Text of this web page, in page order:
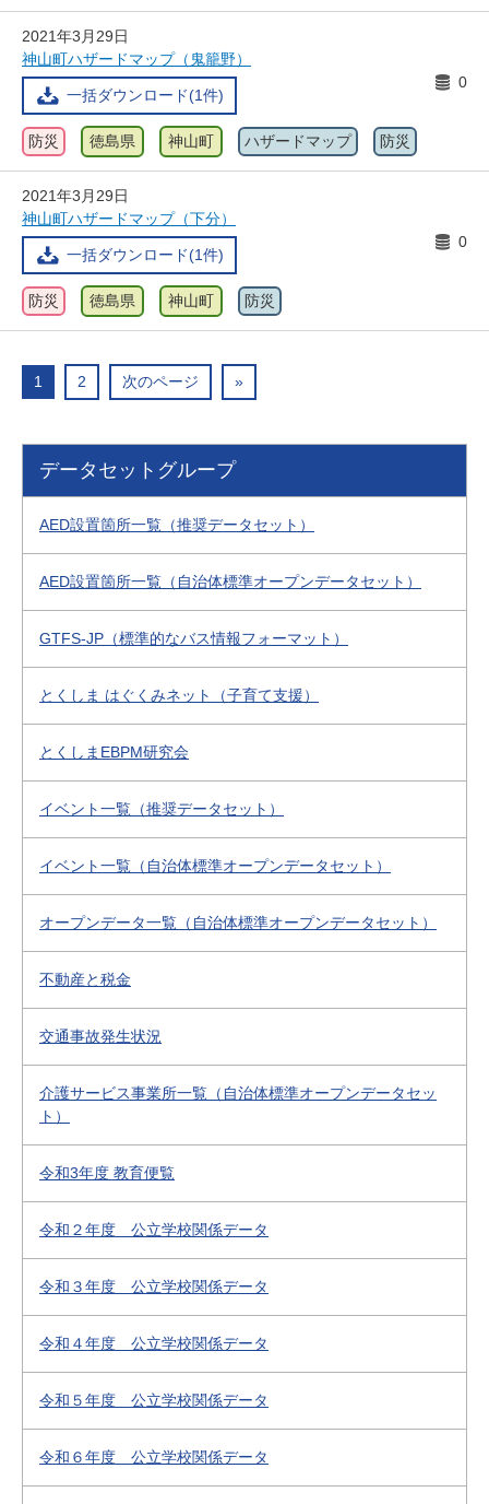
2021年3月29日
神山町ハザードマップ（鬼籠野）
一括ダウンロード(1件)
0
防災 徳島県 神山町 ハザードマップ 防災
2021年3月29日
神山町ハザードマップ（下分）
一括ダウンロード(1件)
0
防災 徳島県 神山町 防災
1 2 次のページ »
データセットグループ
AED設置箇所一覧（推奨データセット）
AED設置箇所一覧（自治体標準オープンデータセット）
GTFS-JP（標準的なバス情報フォーマット）
とくしま はぐくみネット（子育て支援）
とくしまEBPM研究会
イベント一覧（推奨データセット）
イベント一覧（自治体標準オープンデータセット）
オープンデータ一覧（自治体標準オープンデータセット）
不動産と税金
交通事故発生状況
介護サービス事業所一覧（自治体標準オープンデータセッ
ト）
令和3年度 教育便覧
令和２年度 公立学校関係データ
令和３年度 公立学校関係データ
令和４年度 公立学校関係データ
令和５年度 公立学校関係データ
令和６年度 公立学校関係データ